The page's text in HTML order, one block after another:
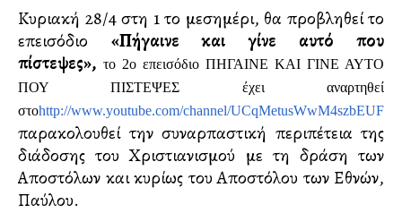
Κυριακή 28/4 στη 1 το μεσημέρι, θα προβληθεί το
επεισόδιο «Πήγαινε και γίνε
αυτό που
πίστεψες», το 2ο επεισόδιο ΠΗΓΑΙΝΕ ΚΑΙ ΓΙΝΕ ΑΥΤΟ
ΠΟΥ ΠΙΣΤΕΨΕΣ έχει αναρτηθεί
στοhttp://www.youtube.com/channel/
παρακολουθεί την συναρπαστική περιπέτεια της
διάδοσης του Χριστιανισμού με τη δράση των
Αποστόλων και κυρίως του Αποστόλου των Εθνών,
Παύλου.